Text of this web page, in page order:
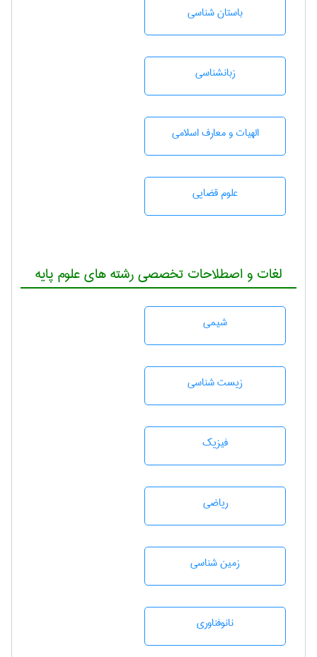
باستان شناسی
زبانشناسی
الهیات و معارف اسلامی
علوم قضایی
لغات و اصطلاحات تخصصی رشته های علوم پایه
شيمی
زيست شناسی
فیزیک
رياضی
زمين شناسی
نانوفناوری